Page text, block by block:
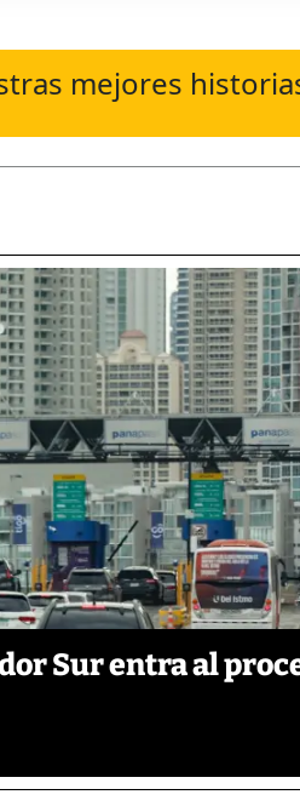
mejores
Sur entra al